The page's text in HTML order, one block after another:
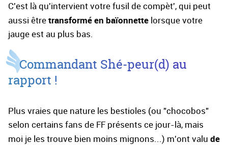
C'est là qu'intervient votre fusil de compèt', qui peut
aussi être transformé en baïonnette lorsque votre
jauge est au plus bas.
Commandant Shé-peur(d) au
rapport !
Plus vraies que nature les bestioles (ou "chocobos"
selon certains fans de FF présents ce jour-là, mais
moi je les trouve bien moins mignons...) m'ont valu de